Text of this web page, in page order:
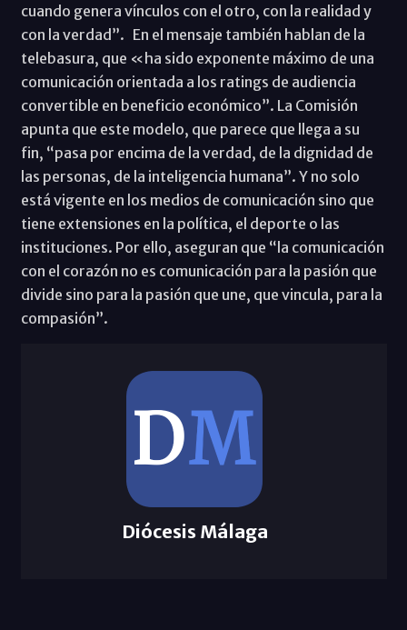
cuando genera vínculos con el otro, con la realidad y
con la verdad”. En el mensaje también hablan de la
telebasura, que «ha sido exponente máximo de una
comunicación orientada a los ratings de audiencia
convertible en beneficio económico”. La Comisión
apunta que este modelo, que parece que llega a su
fin, “pasa por encima de la verdad, de la dignidad de
las personas, de la inteligencia humana”. Y no solo
está vigente en los medios de comunicación sino que
tiene extensiones en la política, el deporte o las
instituciones. Por ello, aseguran que “la comunicación
con el corazón no es comunicación para la pasión que
divide sino para la pasión que une, que vincula, para la
compasión”.
Diócesis Málaga